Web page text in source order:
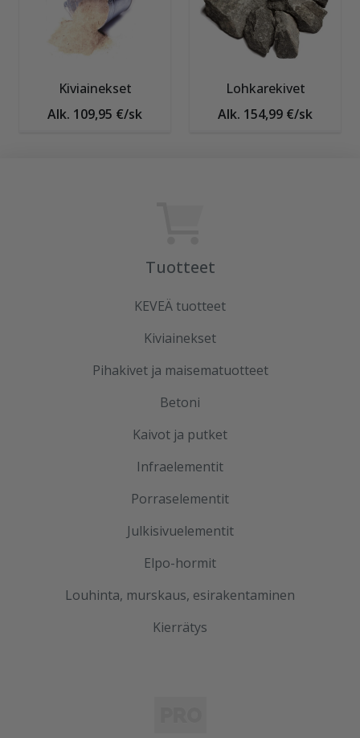
Kiviainekset
Alk. 109,95 €/sk
Lohkarekivet
Alk. 154,99 €/sk
Tuotteet
KEVEÄ tuotteet
Kiviainekset
Pihakivet ja maisematuotteet
Betoni
Kaivot ja putket
Infraelementit
Porraselementit
Julkisivuelementit
Elpo-hormit
Louhinta, murskaus, esirakentaminen
Kierrätys